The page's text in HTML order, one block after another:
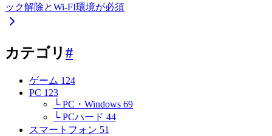
ック解除とWi-FI環境が必須
カテゴリ #
ゲーム 124
PC 123
└ PC・Windows 69
└ PCハード 44
スマートフォン 51